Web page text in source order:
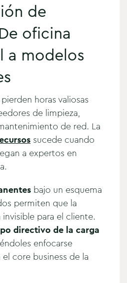
de
oficina
a modelos
horas valiosas
de limpieza,
de red. La
sucede cuando
a expertos en
bajo un esquema
permiten que la
para el cliente.
directivo de la carga
enfocarse
core business de la